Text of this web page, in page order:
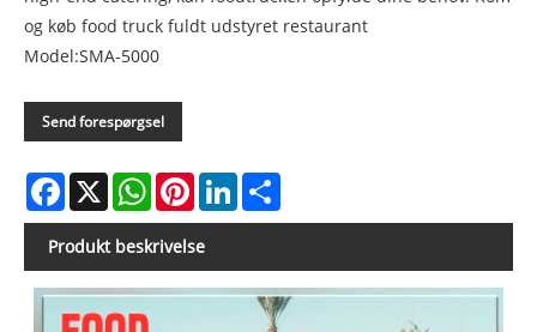
og køb food truck fuldt udstyret restaurant
Model:SMA-5000
Send forespørgsel
Facebook
X WhatsAppPinterestLinkedIn
Produkt beskrivelse